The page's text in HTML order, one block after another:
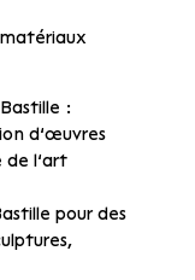
:
d’œuvres
de l’art
pour des